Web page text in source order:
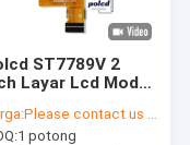
ST7789V 2
Layar Lcd Modul
Tft
Please contact us for latest price
1 potong